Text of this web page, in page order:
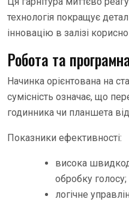
технологія покращує
інновацію в залізі
Робота та
Начинка орієнтована на
сумісність означає, що
годинника чи планшета
Показники ефективності:
висока
обробку голосу;
логічне